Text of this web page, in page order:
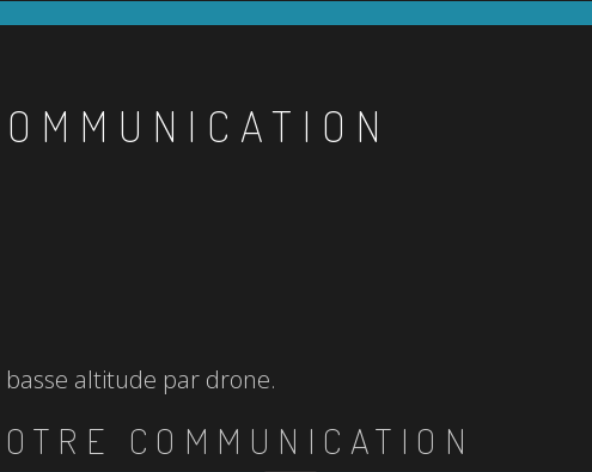
basse altitude par drone.
COMMUNICATION